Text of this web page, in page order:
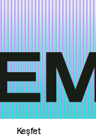
Keşfet